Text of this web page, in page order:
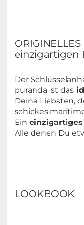
einzigartigen
Der
puranda ist das
Deine Liebsten,
schickes
Ein einzigartiges
Alle denen Du
LOOKBOOK